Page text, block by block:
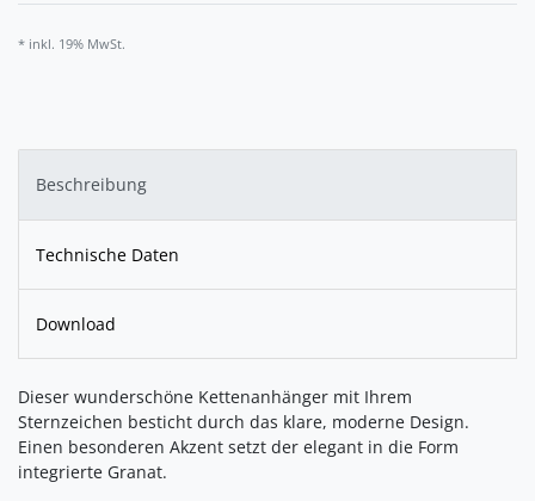
* inkl. 19% MwSt.
Beschreibung
Technische Daten
Download
Dieser wunderschöne Kettenanhänger mit Ihrem
Sternzeichen besticht durch das klare, moderne Design.
Einen besonderen Akzent setzt der elegant in die Form
integrierte Granat.